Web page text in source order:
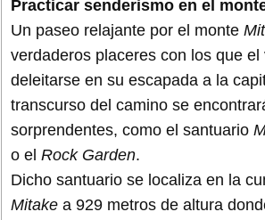
Practicar senderismo en el
Un paseo relajante por el monte
verdaderos placeres con los que el
deleitarse en su escapada a la
transcurso del camino se
sorprendentes, como el santuario
o el Rock Garden.
Dicho santuario se localiza en la
Mitake a 929 metros de altura